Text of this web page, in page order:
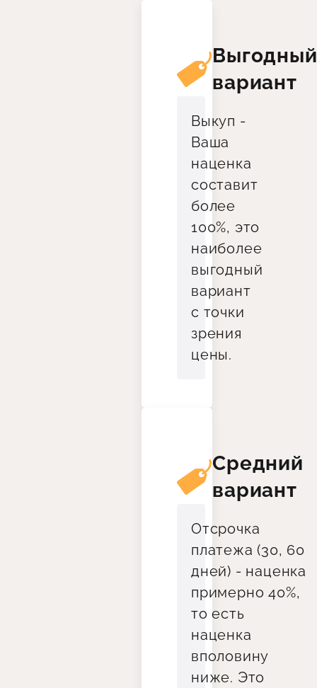
Выгодный
вариант
Выкуп -
Ваша
наценка
составит
более
100%, это
наиболее
выгодный
вариант
с точки
зрения
цены.
Средний
вариант
Отсрочка
платежа (30, 60
дней) - наценка
примерно 40%,
то есть
наценка
вполовину
ниже. Это